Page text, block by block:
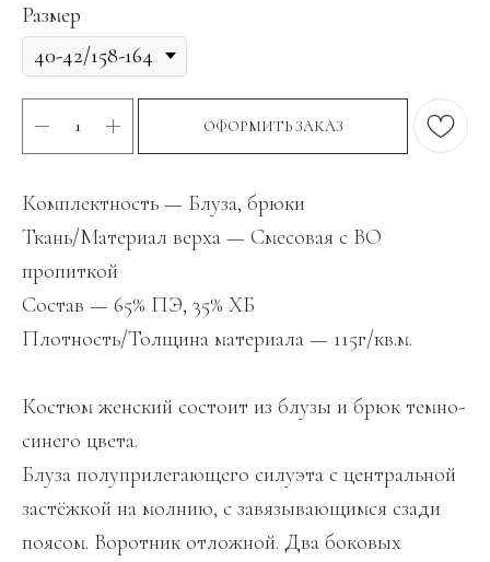
Размер
ОФОРМИТЬ ЗАКАЗ
Комплектность — Блуза, брюки
Ткань/Материал верха — Смесовая с ВО
пропиткой
Состав — 65% ПЭ, 35% ХБ
Плотность/Толщина материала — 115г/кв.м.
Костюм женский состоит из блузы и брюк темно-
синего цвета.
Блуза полуприлегающего силуэта с центральной
застёжкой на молнию, с завязывающимся сзади
поясом. Воротник отложной. Два боковых